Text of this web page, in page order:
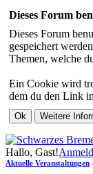
Dieses Forum
Dieses Forum
gespeichert
Themen, welche
Ein Cookie wird
dem du den Link
Hallo, Gast!
Aktuelle Veranstaltungen